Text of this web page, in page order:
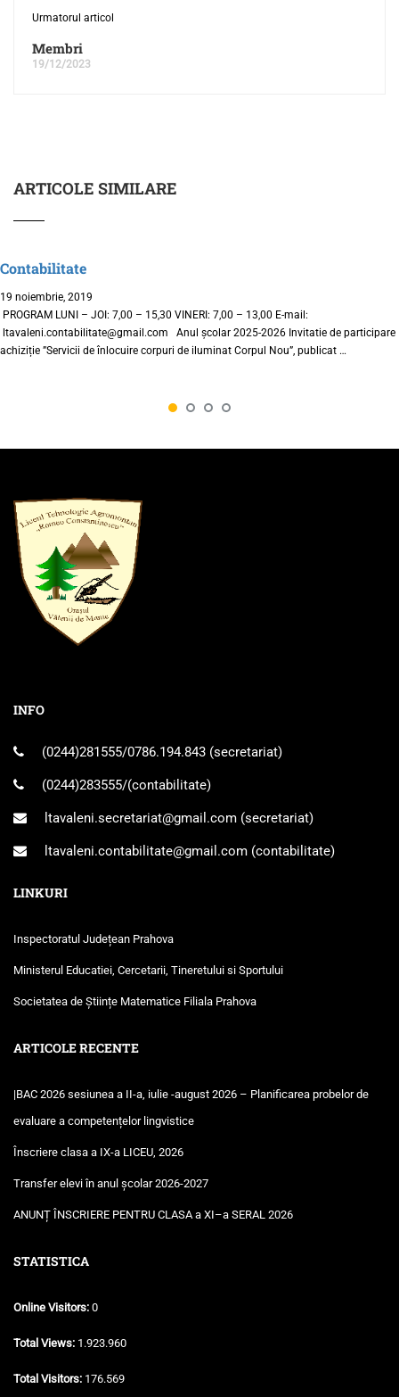
Urmatorul articol
Membri
19/12/2023
ARTICOLE SIMILARE
Contabilitate
19 noiembrie, 2019
PROGRAM LUNI – JOI: 7,00 – 15,30 VINERI: 7,00 – 13,00 E-mail:
ltavaleni.contabilitate@gmail.com Anul școlar 2025-2026 Invitatie de participare
achiziție ”Servicii de înlocuire corpuri de iluminat Corpul Nou”, publicat …
INFO
(0244)281555/0786.194.843 (secretariat)
(0244)283555/(contabilitate)
ltavaleni.secretariat@gmail.com (secretariat)
ltavaleni.contabilitate@gmail.com (contabilitate)
LINKURI
Inspectoratul Județean Prahova
Ministerul Educatiei, Cercetarii, Tineretului si Sportului
Societatea de Științe Matematice Filiala Prahova
ARTICOLE RECENTE
|BAC 2026 sesiunea a II-a, iulie -august 2026 – Planificarea probelor de
evaluare a competențelor lingvistice
Înscriere clasa a IX-a LICEU, 2026
Transfer elevi în anul școlar 2026-2027
ANUNȚ ÎNSCRIERE PENTRU CLASA a XI–a SERAL 2026
STATISTICA
Online Visitors: 0
Total Views: 1.923.960
Total Visitors: 176.569